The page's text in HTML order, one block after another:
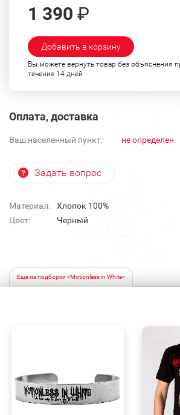
1 390 ₽
Добавить в корзину
Вы можете вернуть товар без объяснения
течение 14 дней
Оплата, доставка
Ваш населенный пункт: не определен
Задать вопрос
Материал:
Хлопок 100%
Цвет:
Черный
Еще из подборки «Motionless in White»